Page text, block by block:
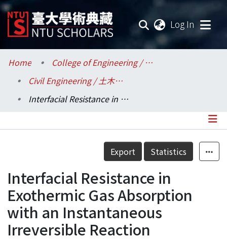
Log In
Communities & Collections
Research Outputs
Statistics
Home
College of Engineering / 工學院
Civil Engineering / 土木工程學系
Interfacial Resistance in Exothermic Gas Absorption with an Instantaneous Irreversible Reaction
Details
Export Statistics
Interfacial Resistance in
Exothermic Gas Absorption
with an Instantaneous
Irreversible Reaction